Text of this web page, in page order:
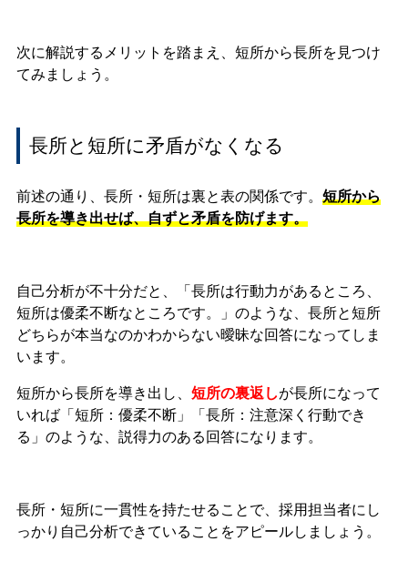
次に解説するメリットを踏まえ、短所から長所を見つけ
てみましょう。
長所と短所に矛盾がなくなる
前述の通り、長所・短所は裏と表の関係です。 短所から
長所を導き出せば、自ずと矛盾を防げます。
自己分析が不十分だと、「長所は行動力があるところ、
短所は優柔不断なところです。」のような、長所と短所
どちらが本当なのかわからない曖昧な回答になってしま
います。
短所から長所を導き出し、 短所の裏返しが長所になって
いれば「短所：優柔不断」「長所：注意深く行動でき
る」のような、説得力のある回答になります。
長所・短所に一貫性を持たせることで、採用担当者にし
っかり自己分析できていることをアピールしましょう。